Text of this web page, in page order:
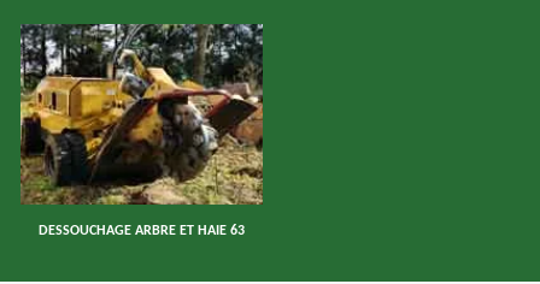
DESSOUCHAGE ARBRE ET HAIE 63